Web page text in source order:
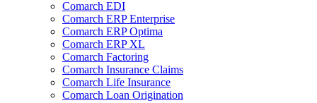
Comarch EDI
Comarch ERP Enterprise
Comarch ERP Optima
Comarch ERP XL
Comarch Factoring
Comarch Insurance Claims
Comarch Life Insurance
Comarch Loan Origination